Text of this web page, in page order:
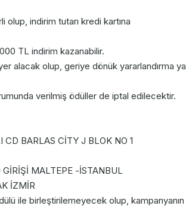
olup, indirim tutarı kredi kartına
TL indirim kazanabilir.
alacak olup, geriye dönük yararlandırma ya
verilmiş ödüller de iptal edilecektir.
BARLAS CİTY J BLOK NO 1
MALTEPE -İSTANBUL
İZMİR
ile birleştirilemeyecek olup, kampanyanın